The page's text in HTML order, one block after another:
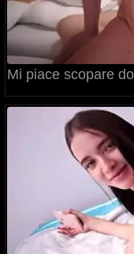
Mi piace scopare